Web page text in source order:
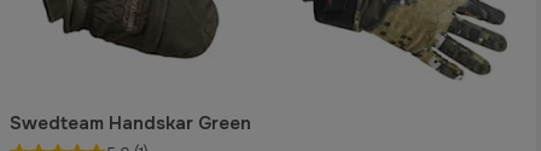
Swedteam Handskar Green